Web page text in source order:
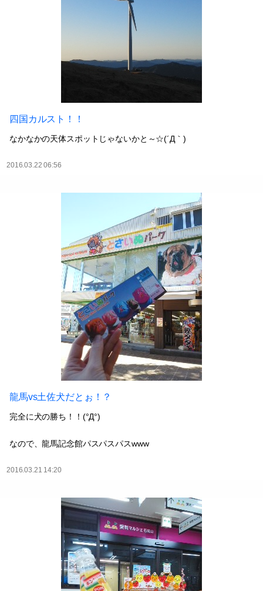
四国カルスト！！
なかなかの天体スポットじゃないかと～☆(´Д｀)
2016.03.22 06:56
龍馬vs土佐犬だとぉ！？
完全に犬の勝ち！！(°Д°)
なので、龍馬記念館パスパスパスwww
2016.03.21 14:20